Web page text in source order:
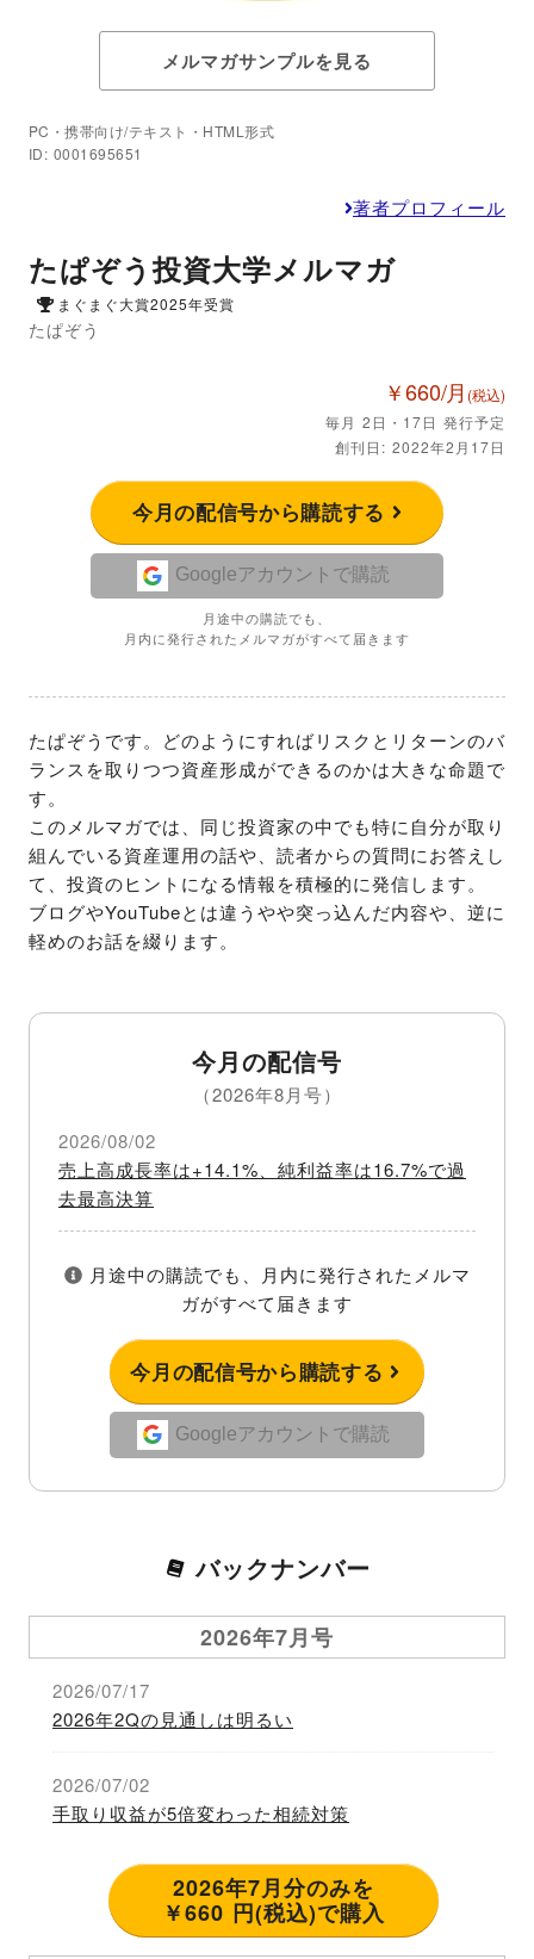
メルマガサンプルを見る
PC・携帯向け/テキスト・HTML形式
ID: 0001695651
著者プロフィール
たぱぞう投資大学メルマガ
まぐまぐ大賞2025年受賞
たぱぞう
￥660/月 (税込)
毎月 2日・17日 発行予定
創刊日: 2022年2月17日
今月の配信号から購読する
Googleアカウントで購読
月途中の購読でも、
月内に発行されたメルマガがすべて届きます
たぱぞうです。どのようにすればリスクとリターンのバ
ランスを取りつつ資産形成ができるのかは大きな命題で
す。
このメルマガでは、同じ投資家の中でも特に自分が取り
組んでいる資産運用の話や、読者からの質問にお答えし
て、投資のヒントになる情報を積極的に発信します。
ブログやYouTubeとは違うやや突っ込んだ内容や、逆に
軽めのお話を綴ります。
今月の配信号
（2026年8月号）
2026/08/02
売上高成長率は+14.1%、純利益率は16.7%で過
去最高決算
月途中の購読でも、月内に発行されたメルマ
ガがすべて届きます
今月の配信号から購読する
Googleアカウントで購読
バックナンバー
2026年7月号
2026/07/17
2026年2Qの見通しは明るい
2026/07/02
手取り収益が5倍変わった相続対策
2026年7月分のみを
￥660 円(税込)で購入